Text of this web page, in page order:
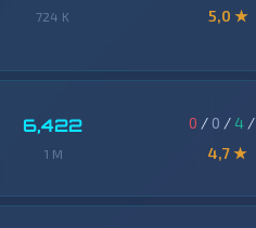
724 K
5,0 ★
6,422
1 M
0 / 0 / 4 /
4,7 ★